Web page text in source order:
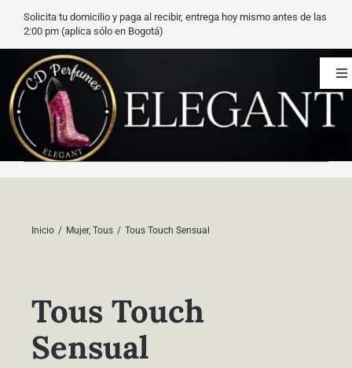
Saltar
contenido
Solicita tu domicilio y paga al recibir, entrega hoy mismo antes de las
2:00 pm (aplica sólo en Bogotá)
CD Perfumes
Blog
Contacto
Inicio Mujer Tous Tous Touch Sensual
Tous Touch
Sensual